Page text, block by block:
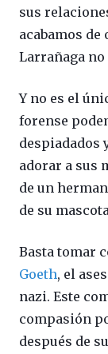
sus
acabamos
Larrañaga
Y no es el
forense
despiadados
adorar a sus
de un
de su
Basta tomar
Goeth, el
nazi. Este
compasión
después de